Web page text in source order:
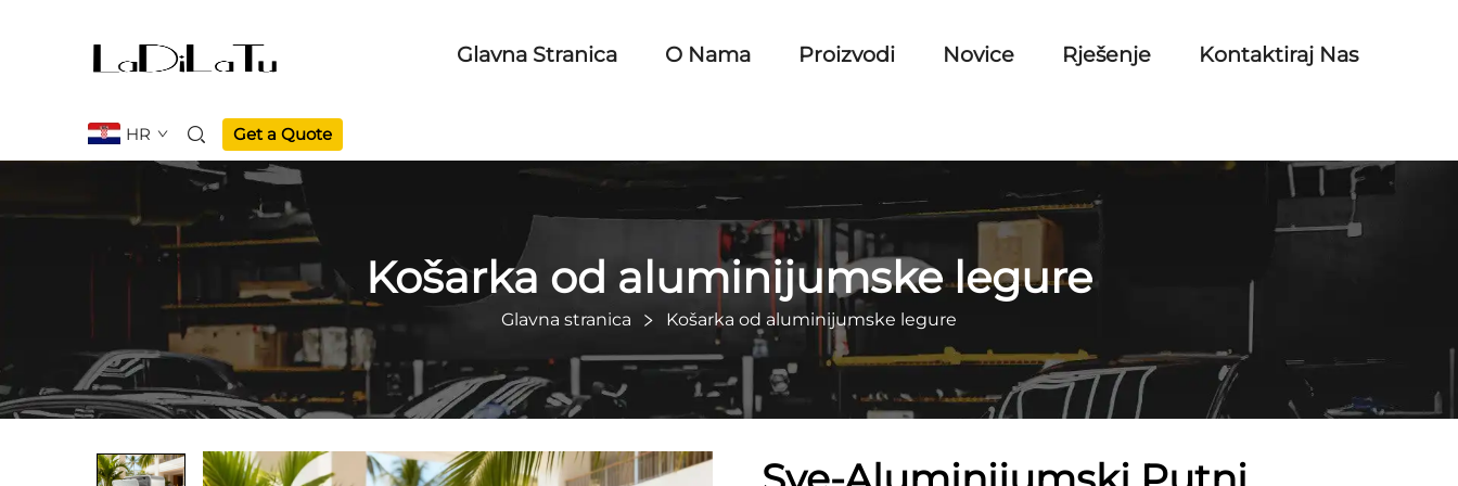
Glavna Stranica O Nama Proizvodi Novice Rješenje Kontaktiraj Nas
HR Get a Quote
Košarka od aluminijumske legure
Glavna stranica Košarka od aluminijumske legure